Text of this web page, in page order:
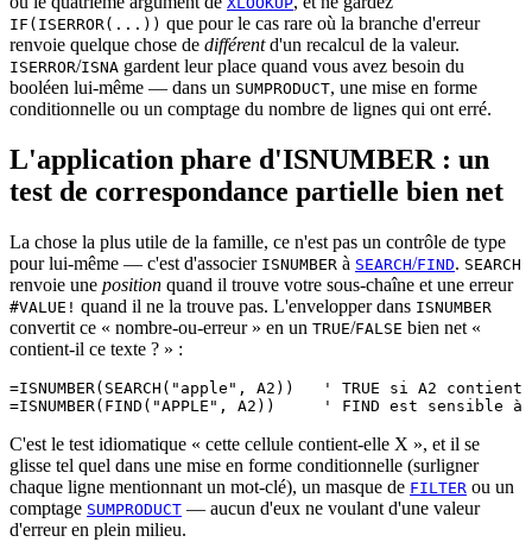
IF(ISERROR(...)) que pour le cas rare où la branche d'erreur
renvoie quelque chose de différentd'un recalcul de la valeur.
ISERROR/ISNA gardent leur place quand vous avez besoin du
booléen lui-même — dans un SUMPRODUCT, une mise en forme
conditionnelle ou un comptage du nombre de lignes qui ont erré.
L'application phare d'ISNUMBER : un
test de correspondance partielle bien net
La chose la plus utile de la famille, ce n'est pas un contrôle de type
pour lui-même — c'est d'associer ISNUMBER à SEARCH/FIND. SEARCH
renvoie une position quand il trouve votre sous-chaîne et une erreur
#VALUE! quand il ne la trouve pas. L'envelopper dans ISNUMBER
convertit ce « nombre-ou-erreur » en un TRUE/FALSE bien net «
contient-il ce texte ? » :
=ISNUMBER(SEARCH("apple", A2))   ' TRUE si A2
C'est le test idiomatique « cette cellule contient-elle X », et il se
glisse tel quel dans une mise en forme conditionnelle (surligner
chaque ligne mentionnant un mot-clé), un masque de FILTER ou un
comptage SUMPRODUCT — aucun d'eux ne voulant d'une valeur
d'erreur en plein milieu.